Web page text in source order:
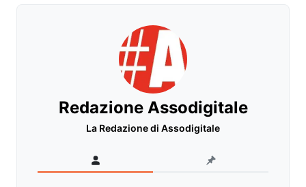
Redazione Assodigitale
La Redazione di Assodigitale